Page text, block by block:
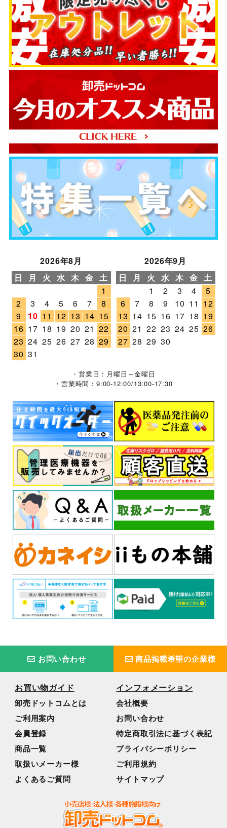
2026年8月
日
月 火 水 木 金 土
1
2
3 4 5 6 7
8
9
10 11 12 13 14 15
16 17 18 19 20 21 22
23 24 25 26 27 28 29
30 31
2026年9月
日
月 火 水 木 金 土
1
2 3 4
5
6
7 8 9 10 11 12
13 14 15 16 17 18 19
20 21 22 23 24 25 26
27 28 29 30
・営業日：月曜日～金曜日
・営業時間：9:00-12:00/13:00-17:30
お問い合わせ 商品掲載希望の企業様
お買い物ガイド
卸売ドットコムとは
ご利用案内
会員登録
商品一覧
取扱いメーカー様
よくあるご質問
インフォメーション
会社概要
お問い合わせ
特定商取引法に基づく表記
プライバシーポリシー
ご利用規約
サイトマップ